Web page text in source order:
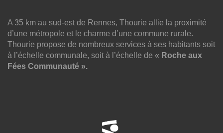
A 35 km au sud-est de Rennes, Thourie allie la proximité
d’une métropole et le charme d’une commune rurale.
Thourie propose de nombreux services à ses habitants soit
à l’échelle communale, soit à l’échelle de « Roche aux
Fées Communauté ».